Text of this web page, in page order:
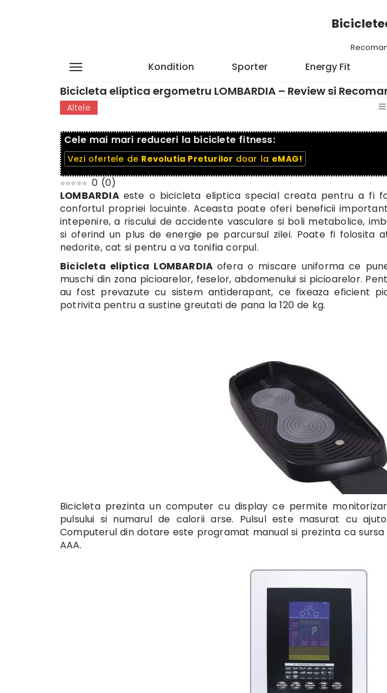
Kondition Sporter Energy Fit
Bicicleta eliptica ergometru LOMBARDIA – Review si
Altele
Cele mai mari reduceri la biciclete fitness:
Vezi ofertele de Revolutia Preturilor doar la eMAG!
0 (0)
LOMBARDIA este o bicicleta eliptica special creata pentru a fi
confortul propriei locuinte. Aceasta poate oferi beneficii
intepenire, a riscului de accidente vasculare si boli metabolice,
si oferind un plus de energie pe parcursul zilei. Poate fi folosita
nedorite, cat si pentru a va tonifia corpul.
Bicicleta eliptica LOMBARDIAofera o miscare uniforma ce
muschi din zona picioarelor, feselor, abdomenului si picioarelor.
au fost prevazute cu sistem antiderapant, ce fixeaza eficient
potrivita pentru a sustine greutati de pana la 120 de kg.
Bicicleta prezinta un computer cu display ce permite
pulsului si numarul de calorii arse. Pulsul este masurat cu
Computerul din dotare este programat manual si prezinta ca
AAA.